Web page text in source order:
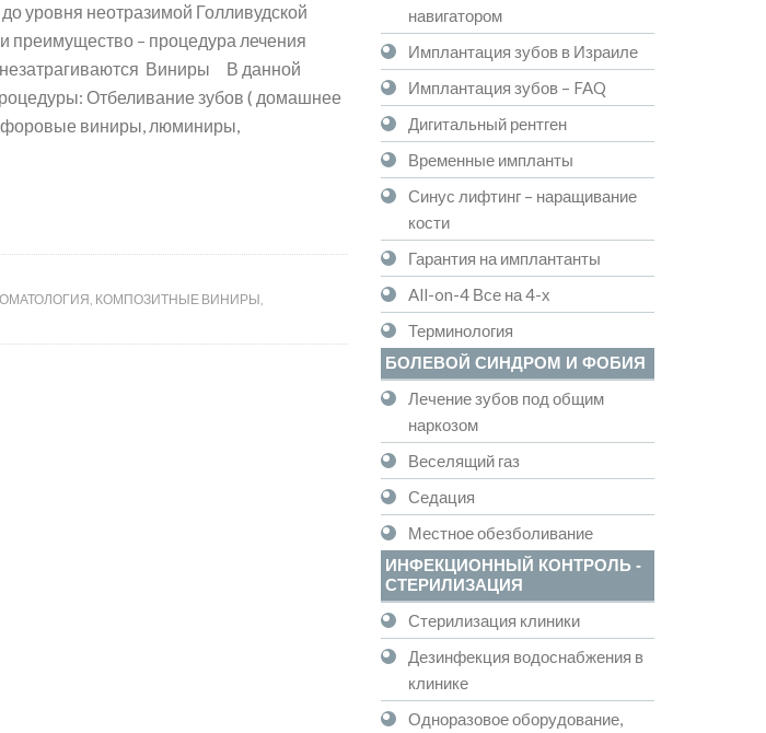
уровня неотразимой Голливудской
преимущество – процедура лечения
Виниры В данной
Отбеливание зубов ( домашнее
виниры, люминиры,
, КОМПОЗИТНЫЕ ВИНИРЫ,
навигатором
Имплантация зубов в Израиле
Имплантация зубов – FAQ
Дигитальный рентген
Временные импланты
Синус лифтинг – наращивание
кости
Гарантия на имплантанты
All-on-4 Все на 4-х
Терминология
БОЛЕВОЙ СИНДРОМ И ФОБИЯ
Лечение зубов под общим
наркозом
Веселящий газ
Седация
Местное обезболивание
ИНФЕКЦИОННЫЙ КОНТРОЛЬ -
СТЕРИЛИЗАЦИЯ
Стерилизация клиники
Дезинфекция водоснабжения в
клинике
Одноразовое оборудование,